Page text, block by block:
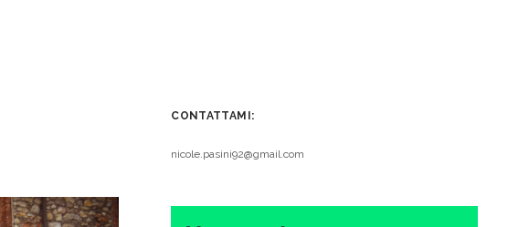
CONTATTAMI:
nicole.pasini92@gmail.com